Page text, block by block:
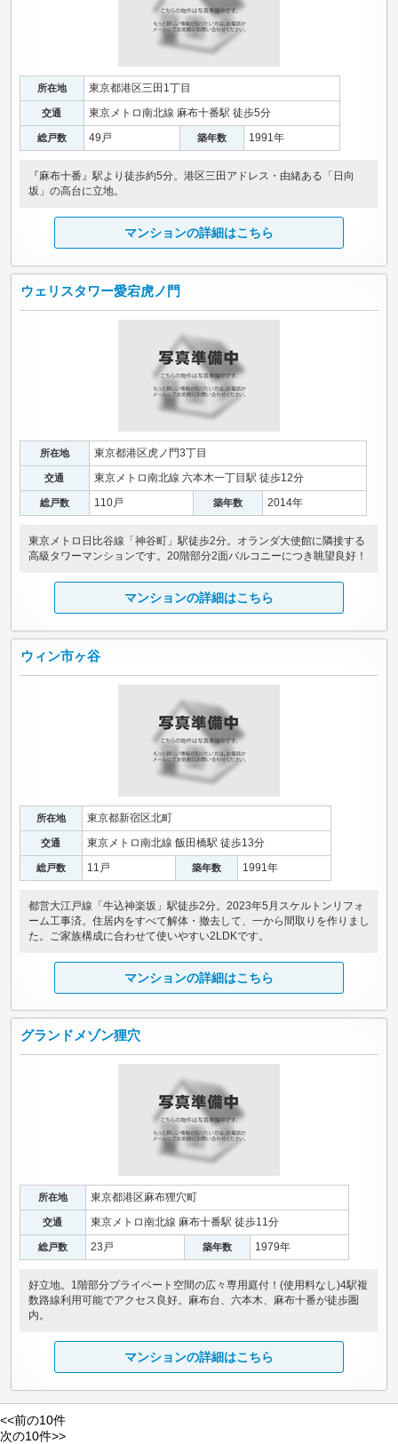
所在地 東京都港区三田1丁目
交通 東京メトロ南北線 麻布十番駅 徒歩5分
総戸数 49戸 築年数 1991年
『麻布十番』駅より徒歩約5分。港区三田アドレス・由緒ある「日向
坂」の高台に立地。
マンションの詳細はこちら
ウェリスタワー愛宕虎ノ門
所在地 東京都港区虎ノ門3丁目
交通 東京メトロ南北線 六本木一丁目駅 徒歩12分
総戸数 110戸 築年数 2014年
東京メトロ日比谷線「神谷町」駅徒歩2分。オランダ大使館に隣接する
高級タワーマンションです。20階部分2面バルコニーにつき眺望良好！
マンションの詳細はこちら
ウィン市ヶ谷
所在地 東京都新宿区北町
交通 東京メトロ南北線 飯田橋駅 徒歩13分
総戸数 11戸 築年数 1991年
都営大江戸線「牛込神楽坂」駅徒歩2分。2023年5月スケルトンリフォ
ーム工事済。住居内をすべて解体・撤去して、一から間取りを作りまし
た。ご家族構成に合わせて使いやすい2LDKです。
マンションの詳細はこちら
グランドメゾン狸穴
所在地 東京都港区麻布狸穴町
交通 東京メトロ南北線 麻布十番駅 徒歩11分
総戸数 23戸 築年数 1979年
好立地。1階部分プライベート空間の広々専用庭付！(使用料なし)4駅複
数路線利用可能でアクセス良好。麻布台、六本木、麻布十番が徒歩圏
内。
マンションの詳細はこちら
<<前の10件
次の10件>>